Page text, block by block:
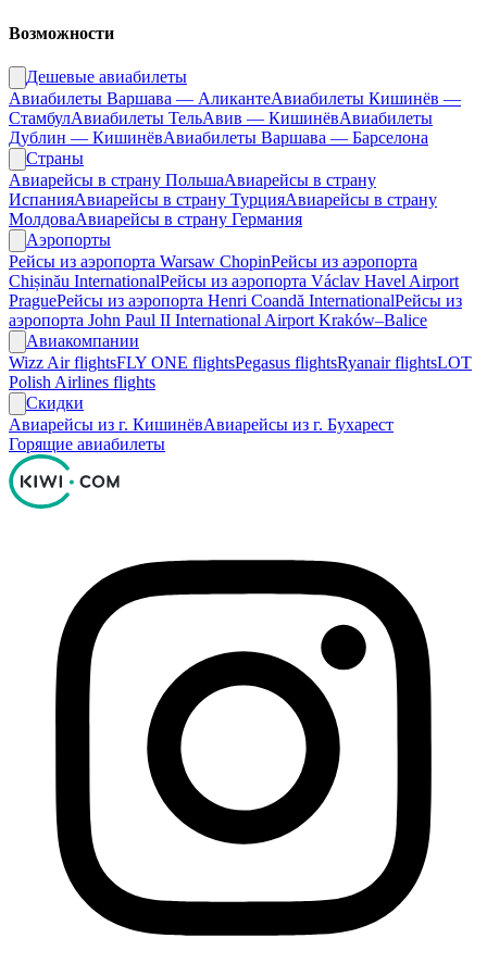
Возможности
Дешевые авиабилеты
Авиабилеты Варшава — АликантеАвиабилеты Кишинёв —
СтамбулАвиабилеты ТельАвив — КишинёвАвиабилеты
Дублин — КишинёвАвиабилеты Варшава — Барселона
Страны
Авиарейсы в страну ПольшаАвиарейсы в страну
ИспанияАвиарейсы в страну ТурцияАвиарейсы в страну
МолдоваАвиарейсы в страну Германия
Аэропорты
Рейсы из аэропорта Warsaw ChopinРейсы из аэропорта
Chișinău InternationalРейсы из аэропорта Václav Havel Airport
PragueРейсы из аэропорта Henri Coandă InternationalРейсы из
аэропорта John Paul II International Airport Kraków–Balice
Авиакомпании
Wizz Air flightsFLY ONE flightsPegasus flightsRyanair flightsLOT
Polish Airlines flights
Скидки
Авиарейсы из г. КишинёвАвиарейсы из г. Бухарест
Горящие авиабилеты